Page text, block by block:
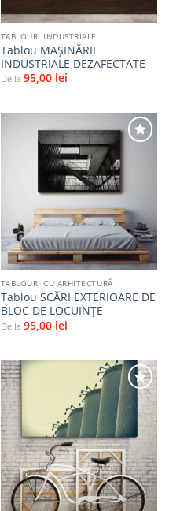
TABLOURI INDUSTRIALE
Tablou MAȘINĂRII
INDUSTRIALE DEZAFECTATE
De la 95,00 lei
Adaugă
TABLOURI CU ARHITECTURĂ
Tablou SCĂRI EXTERIOARE DE
BLOC DE LOCUINȚE
De la 95,00 lei
Adaugă
la
favorite